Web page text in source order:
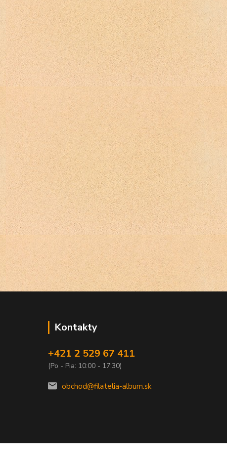
Kontakty
+421 2 529 67 411
(Po - Pia: 10:00 - 17:30)
obchod@filatelia-album.sk